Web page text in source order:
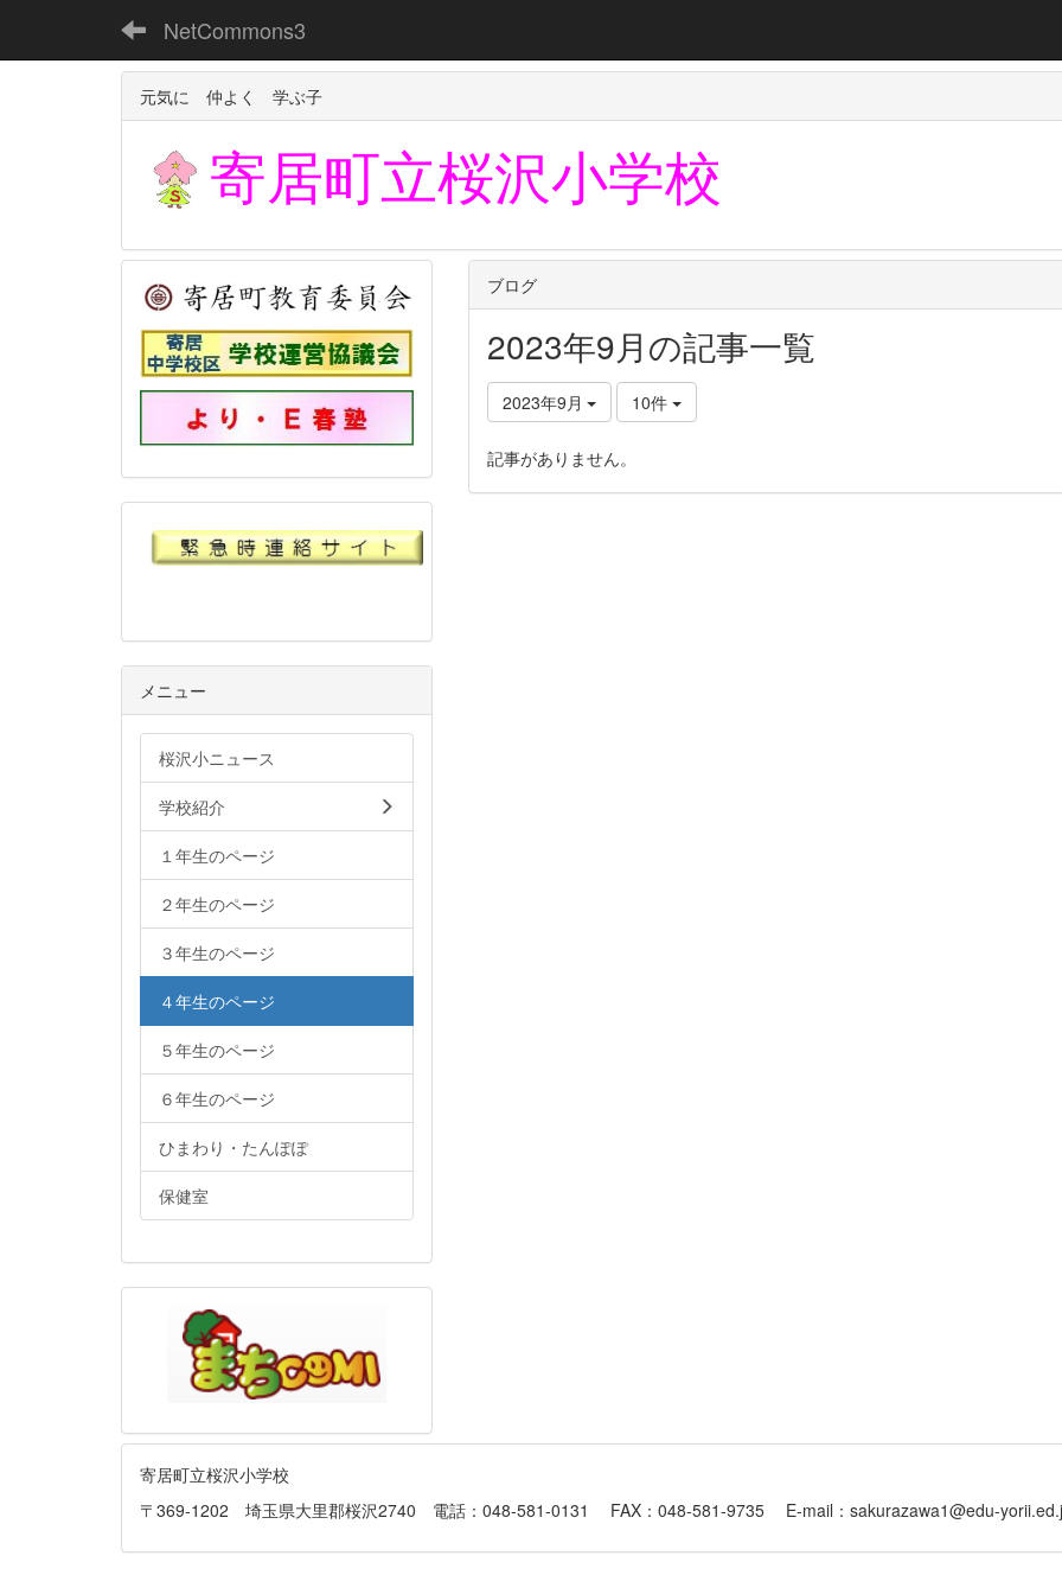
NetCommons3
元気に 仲よく 学ぶ子
寄居町立桜沢小学校
ブログ
2023年9月の記事一覧
2023年9月 10件
記事がありません。
メニュー
桜沢小ニュース
学校紹介
１年生のページ
２年生のページ
３年生のページ
４年生のページ
５年生のページ
６年生のページ
ひまわり・たんぽぽ
保健室
寄居町立桜沢小学校
〒369-1202 埼玉県大里郡桜沢2740 電話：048-581-0131 FAX：048-581-9735 E-mail：sakurazawa1@edu-